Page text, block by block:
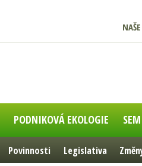
PODNIKOVÁ EKOLOGIE
Povinnosti Legislativa